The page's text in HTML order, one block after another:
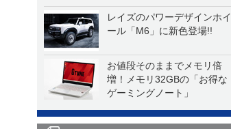
レイズのパワーデザインホイ
ール「M6」に新色登場!!
お値段そのままでメモリ倍
増！メモリ32GBの「お得な
ゲーミングノート」